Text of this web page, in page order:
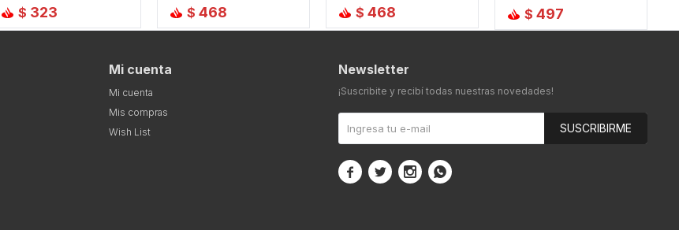
$ 323
$ 468
$ 468 $ 497
Mi cuenta
Mi cuenta
Mis compras
Wish List
Newsletter
¡Suscribite y recibí todas nuestras novedades!
SUSCRIBIRME
   